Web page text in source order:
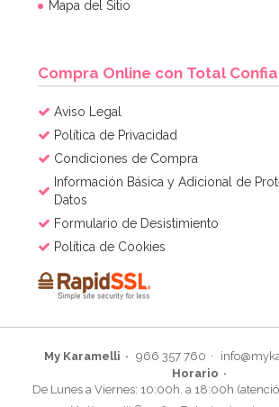
Mapa del Sitio
Compra Online con Total
Aviso Legal
Política de Privacidad
Condiciones de Compra
Información Básica y Adicional de
Datos
Formulario de Desistimiento
Política de Cookies
My Karamelli 966 357 760
Horario
De Lunes a Viernes: 10:00h. a 18:00h